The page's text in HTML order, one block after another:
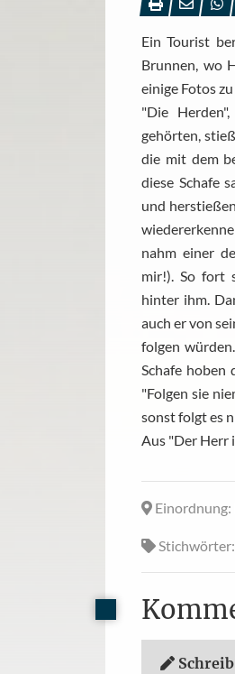
Ein Tourist
Brunnen, wo
einige Fotos
"Die
gehörten,
die mit dem
diese Schafe
und
nahm einer
mir!). So fort
hinter ihm.
auch er von
folgen
Schafe hoben
"Folgen sie
sonst folgt es
Aus "Der Herr
Einordnung
Stichwörter